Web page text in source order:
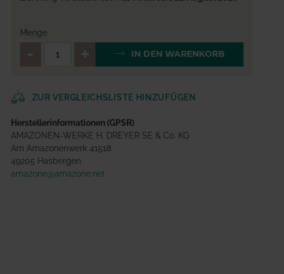
Menge
QTY_CONTROL_DECREASE
IN DEN WARENKORB
ZUR VERGLEICHSLISTE HINZUFÜGEN
Herstellerinformationen (GPSR)
AMAZONEN-WERKE H. DREYER SE & Co. KG
Am Amazonenwerk 41518
49205 Hasbergen
amazone@amazone.net